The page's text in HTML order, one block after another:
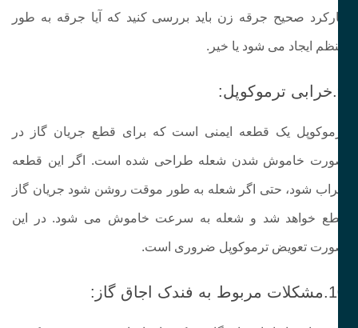
صحیح جرقه زن باید بررسی کنید که آیا جرقه به‌ طور
ایجاد می‌ شود یا خیر.
یک قطعه ایمنی است که برای قطع جریان گاز در
خاموش شدن شعله طراحی شده است. اگر این قطعه
شود، حتی اگر شعله به‌ طور موقت روشن شود جریان گاز
خواهد شد و شعله به‌ سرعت خاموش می‌ شود. در این
تعویض ترموکوپل ضروری است.